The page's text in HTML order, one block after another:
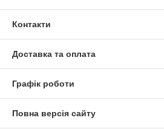
Контакти
Доставка та оплата
Графік роботи
Повна версія сайту